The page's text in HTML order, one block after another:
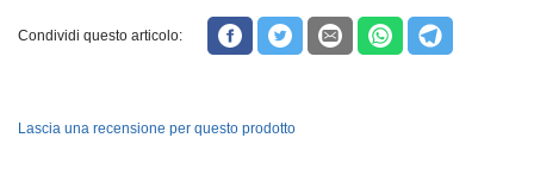
Condividi questo articolo:
Lascia una recensione per questo prodotto